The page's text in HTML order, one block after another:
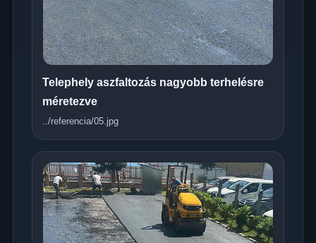
Telephely aszfaltozás nagyobb terhelésre
méretezve
../referencia/05.jpg